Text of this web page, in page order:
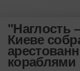
"Наглость
Киеве
кораблями